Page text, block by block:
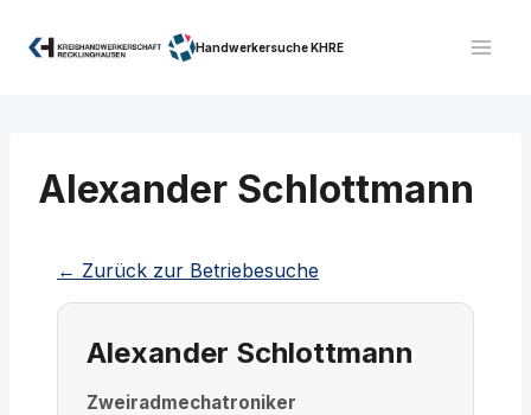
Inhalt
Handwerkersuche KHRE
Alexander Schlottmann
← Zurück zur Betriebesuche
Alexander Schlottmann
Zweiradmechatroniker